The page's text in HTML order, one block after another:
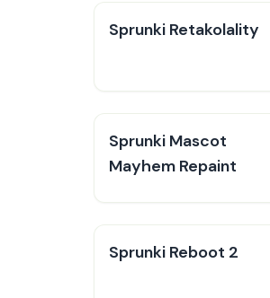
Sprunki Retakolality
Sprunki Mascot
Mayhem Repaint
Sprunki Reboot 2